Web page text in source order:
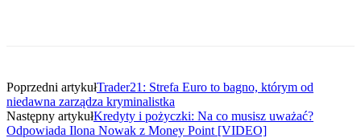
Poprzedni artykułTrader21: Strefa Euro to bagno, którym od
niedawna zarządza kryminalistka
Następny artykułKredyty i pożyczki: Na co musisz uważać?
Odpowiada Ilona Nowak z Money Point [VIDEO]